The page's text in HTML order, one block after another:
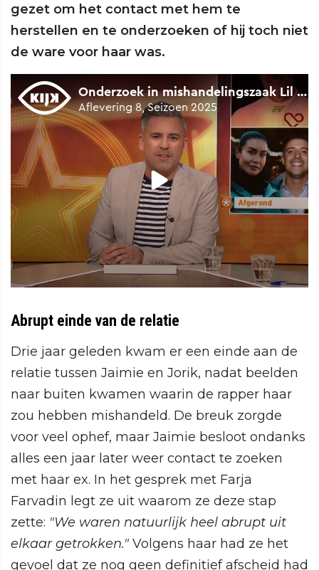
gezet om het contact met hem te
herstellen en te onderzoeken of hij toch niet
de ware voor haar was.
Abrupt einde van de relatie
Drie jaar geleden kwam er een einde aan de
relatie tussen Jaimie en Jorik, nadat beelden
naar buiten kwamen waarin de rapper haar
zou hebben mishandeld. De breuk zorgde
voor veel ophef, maar Jaimie besloot ondanks
alles een jaar later weer contact te zoeken
met haar ex. In het gesprek met Farja
Farvadin legt ze uit waarom ze deze stap
zette: "We waren natuurlijk heel abrupt uit
elkaar getrokken." Volgens haar had ze het
gevoel dat ze nog geen definitief afscheid had